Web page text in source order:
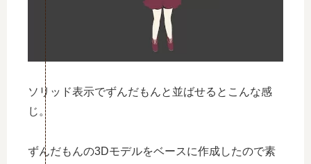
ソリッド表示でずんだもんと並ばせるとこんな感
じ。
ずんだもんの3Dモデルをベースに作成したので素